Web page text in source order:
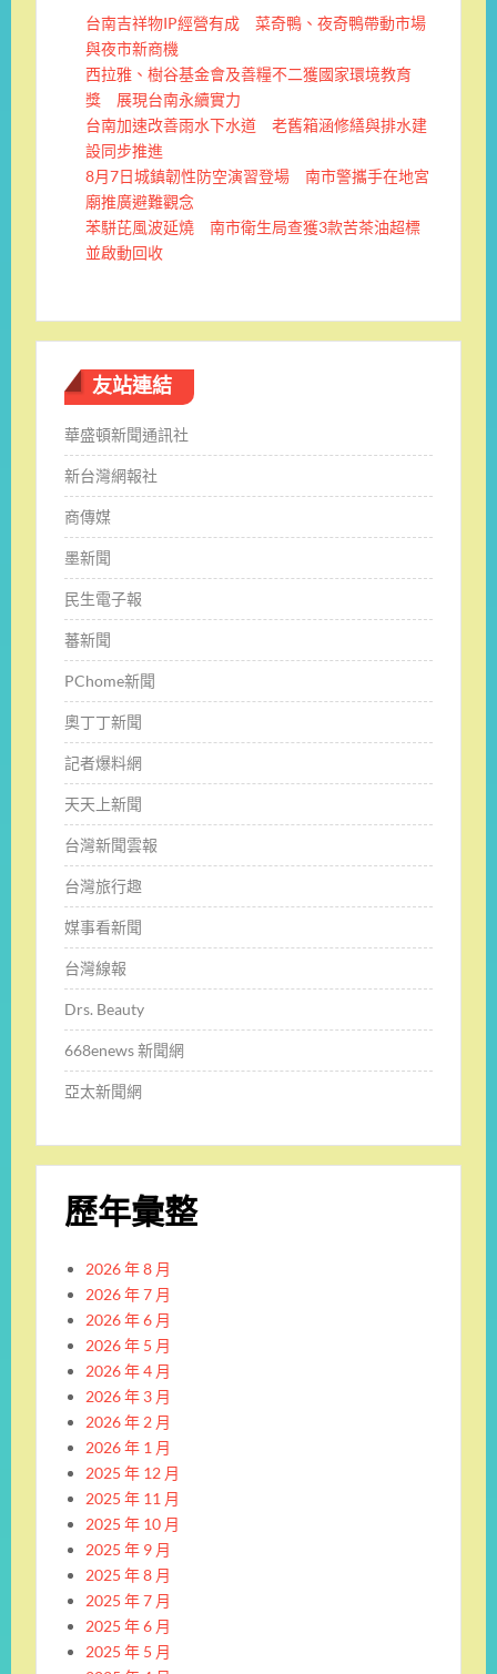
台南吉祥物IP經營有成 菜奇鴨、夜奇鴨帶動市場
與夜市新商機
西拉雅、樹谷基金會及善糧不二獲國家環境教育
獎 展現台南永續實力
台南加速改善雨水下水道 老舊箱涵修繕與排水建
設同步推進
8月7日城鎮韌性防空演習登場 南市警攜手在地宮
廟推廣避難觀念
苯駢芘風波延燒 南市衛生局查獲3款苦茶油超標
並啟動回收
友站連結
華盛頓新聞通訊社
新台灣網報社
商傳媒
墨新聞
民生電子報
蕃新聞
PChome新聞
奧丁丁新聞
記者爆料網
天天上新聞
台灣新聞雲報
台灣旅行趣
媒事看新聞
台灣線報
Drs. Beauty
668enews 新聞網
亞太新聞網
歷年彙整
2026 年 8 月
2026 年 7 月
2026 年 6 月
2026 年 5 月
2026 年 4 月
2026 年 3 月
2026 年 2 月
2026 年 1 月
2025 年 12 月
2025 年 11 月
2025 年 10 月
2025 年 9 月
2025 年 8 月
2025 年 7 月
2025 年 6 月
2025 年 5 月